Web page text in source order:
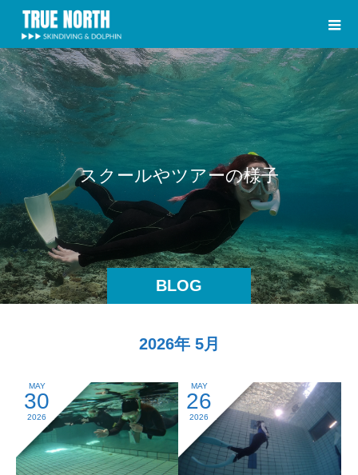
BLOG
ス ク ールやツ アーの様子
2026年 5月
MAY
30
2026
MAY
26
2026